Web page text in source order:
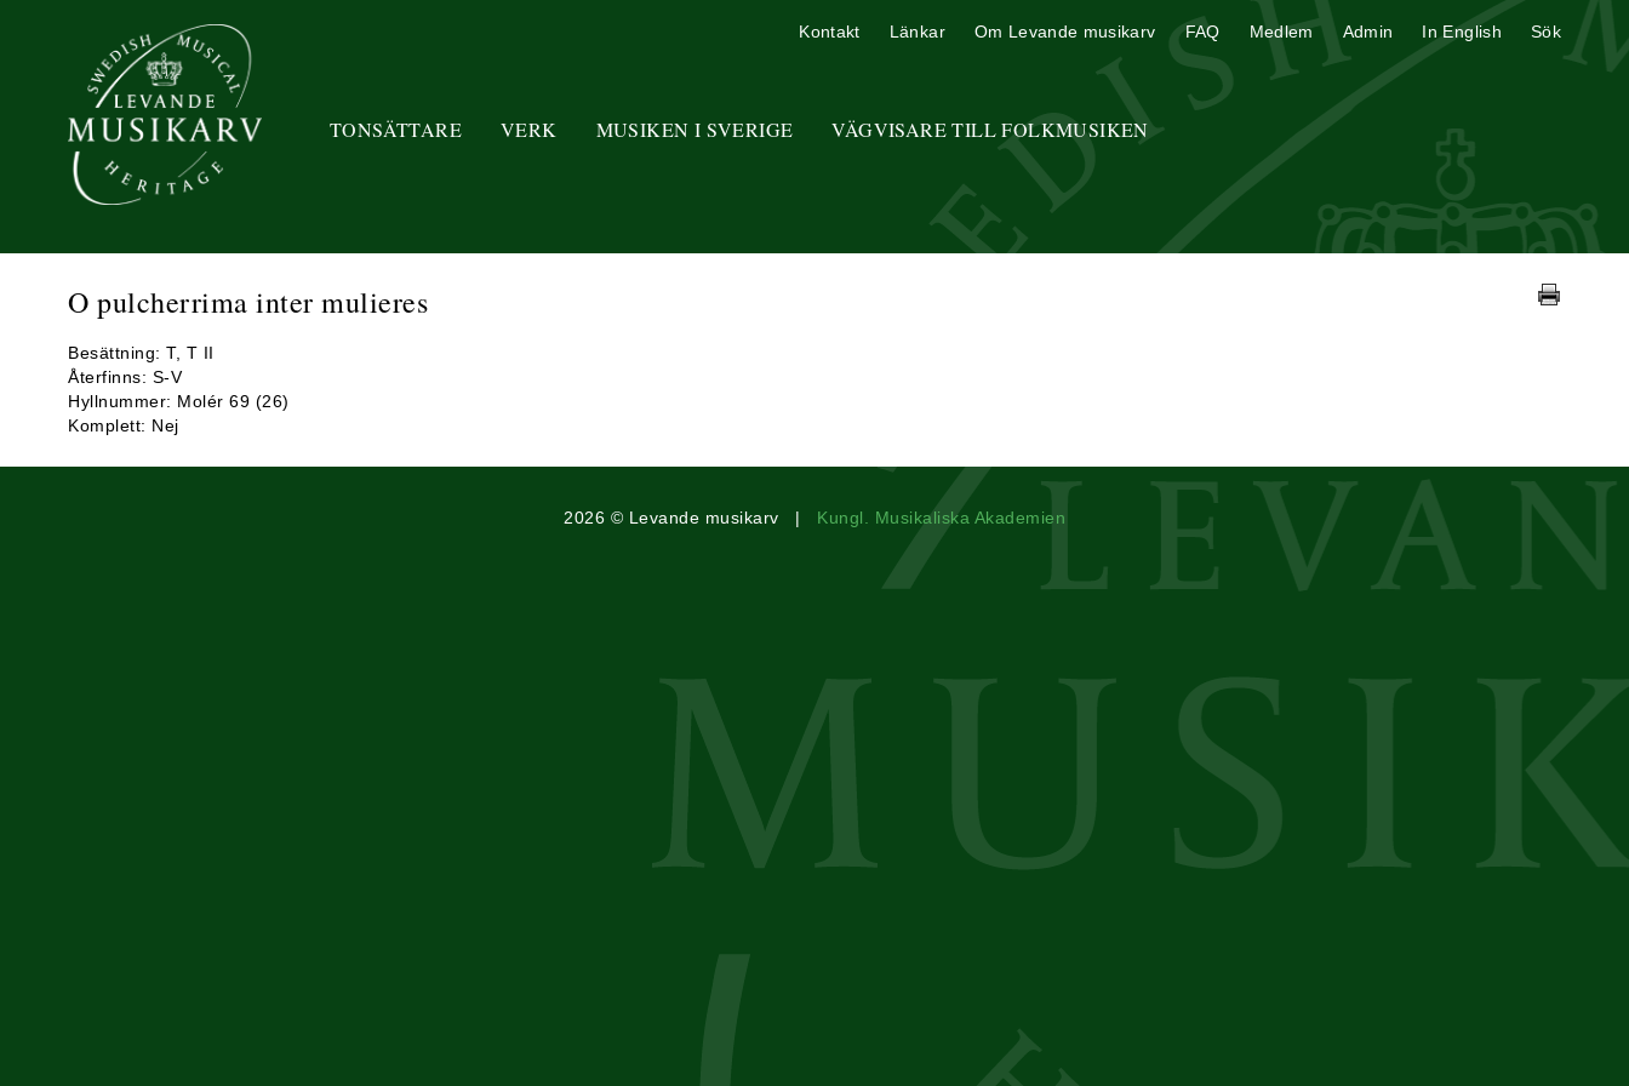
TONSÄTTARE VERK MUSIKEN I SVERIGE VÄGVISARE TILL FOLKMUSIKEN
Kontakt Länkar Om Levande musikarv FAQ Medlem Admin In English Sök
O pulcherrima inter mulieres
Besättning: T, T II
Återfinns: S-V
Hyllnummer: Molér 69 (26)
Komplett: Nej
2026 © Levande musikarv | Kungl. Musikaliska Akademien